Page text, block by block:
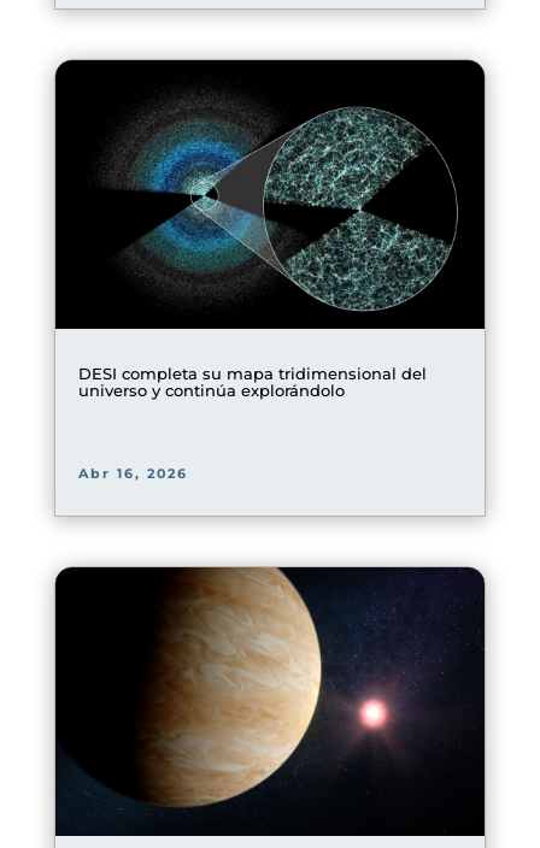
DESI completa su mapa tridimensional del
universo y continúa explorándolo
Abr 16, 2026